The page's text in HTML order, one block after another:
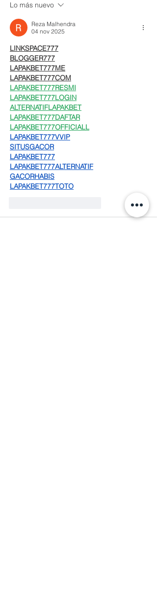
Lo más nuevo
Reza Malhendra
04 nov 2025
LINKSPACE777
BLOGGER777
LAPAKBET777ME
LAPAKBET777COM
LAPAKBET777RESMI
LAPAKBET777LOGIN
ALTERNATIFLAPAKBET
LAPAKBET777DAFTAR
LAPAKBET777OFFICIALL
LAPAKBET777VVIP
SITUSGACOR
LAPAKBET777
LAPAKBET777ALTERNATIF
GACORHABIS
LAPAKBET777TOTO